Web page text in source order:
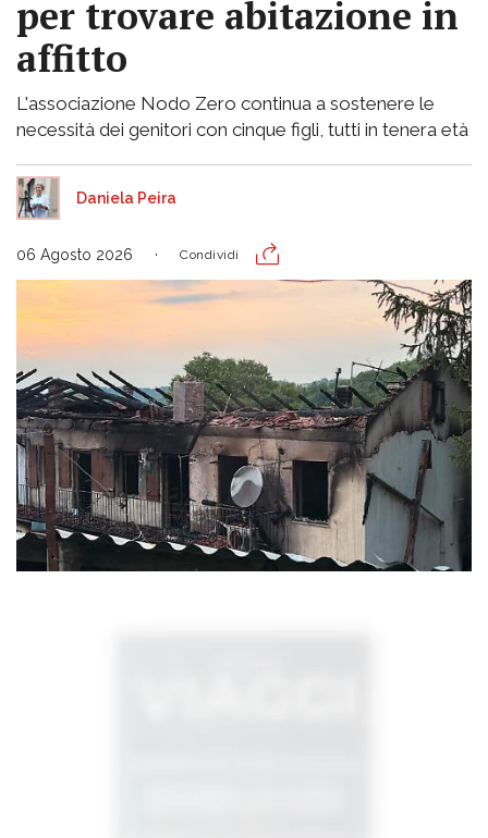
per trovare abitazione in
affitto
L'associazione Nodo Zero continua a sostenere le
necessità dei genitori con cinque figli, tutti in tenera età
Daniela Peira
06 Agosto 2026 Condividi